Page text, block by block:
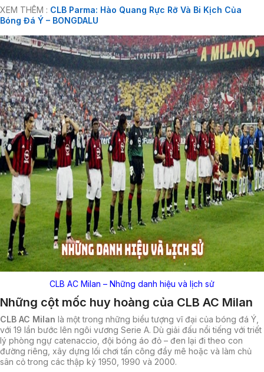
XEM THÊM : CLB Parma: Hào Quang Rực Rỡ Và Bi Kịch Của
Bóng Đá Ý – BONGDALU
CLB AC Milan – Những danh hiệu và lịch sử
Những cột mốc huy hoàng của CLB AC Milan
CLB AC Milan là một trong những biểu tượng vĩ đại của bóng đá Ý,
với 19 lần bước lên ngôi vương Serie A. Dù giải đấu nổi tiếng với triết
lý phòng ngự catenaccio, đội bóng áo đỏ – đen lại đi theo con
đường riêng, xây dựng lối chơi tấn công đầy mê hoặc và làm chủ
sân cỏ trong các thập kỷ 1950, 1990 và 2000.